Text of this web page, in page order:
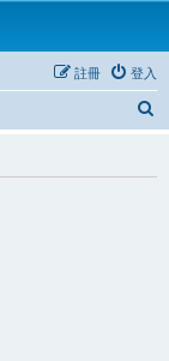
登入
註冊